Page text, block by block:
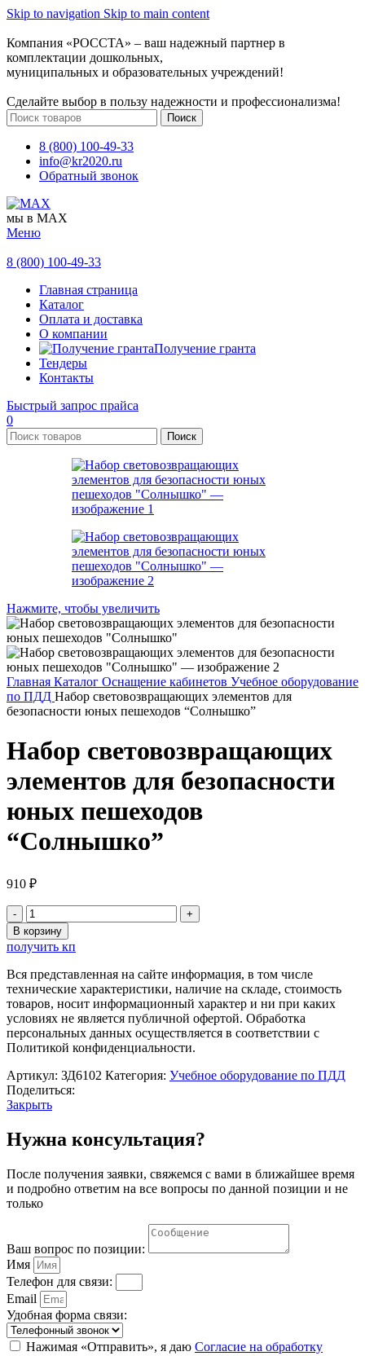
Skip to navigation Skip to main content
Компания «РОССТА» – ваш надежный партнер в
комплектации дошкольных,
муниципальных и образовательных учреждений!
Сделайте выбор в пользу надежности и профессионализма!
Поиск
8 (800) 100-49-33
info@kr2020.ru
Обратный звонок
мы в MAX
Меню
8 (800) 100-49-33
Главная страница
Каталог
Оплата и доставка
О компании
Получение гранта
Тендеры
Контакты
Быстрый запрос прайса
0
Поиск
Нажмите, чтобы увеличить
Главная Каталог Оснащение кабинетов Учебное оборудование
по ПДД Набор световозвращающих элементов для
безопасности юных пешеходов “Солнышко”
Набор световозвращающих
элементов для безопасности
юных пешеходов
“Солнышко”
910 ₽
Количество
товара
Набор
световозвращающих
элементов
для
безопасности
юных
пешеходов
"Солнышко"
В корзину
получить кп
Вся представленная на сайте информация, в том числе
технические характеристики, наличие на складе, стоимость
товаров, носит информационный характер и ни при каких
условиях не является публичной офертой. Обработка
персональных данных осуществляется в соответствии с
Политикой конфиденциальности.
Артикул: ЗД6102 Категория: Учебное оборудование по ПДД
Поделиться:
Закрыть
Нужна консультация?
После получения заявки, свяжемся с вами в ближайшее время
и подробно ответим на все вопросы по данной позиции и не
только
Ваш вопрос по позиции:
Имя
Телефон для связи:
Email
Удобная форма связи:
Нажимая «Отправить», я даю Согласие на обработку